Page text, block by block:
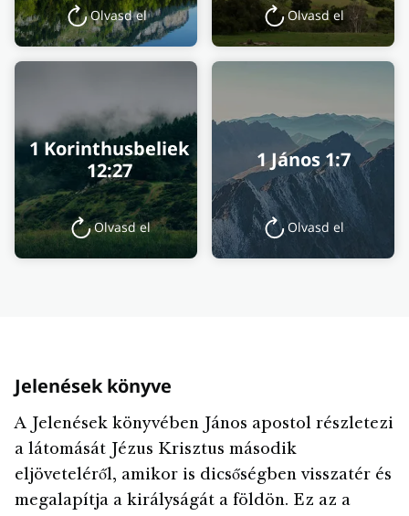
Olvasd el Olvasd el
1 Korinthusbeliek
12:27
Olvasd el
1 János 1:7
Olvasd el
Jelenések könyve
A Jelenések könyvében János apostol részletezi
a látomását Jézus Krisztus második
eljöveteléről, amikor is dicsőségben visszatér és
megalapítja a királyságát a földön. Ez az a